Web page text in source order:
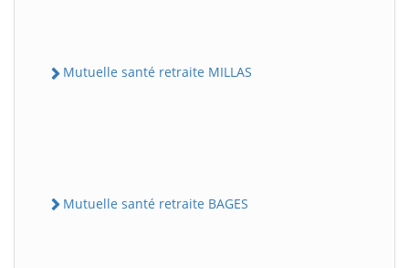
Mutuelle santé retraite MILLAS
Mutuelle santé retraite BAGES